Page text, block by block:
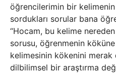
öğrencilerimin bir
sordukları sorular bana
“Hocam, bu kelime
sorusu, öğrenmenin
kelimesinin kökenini
dilbilimsel bir araştırma